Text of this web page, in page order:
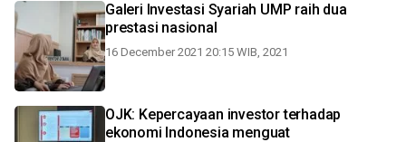
Galeri Investasi Syariah UMP raih dua
prestasi nasional
16 December 2021 20:15 WIB, 2021
OJK: Kepercayaan investor terhadap
ekonomi Indonesia menguat